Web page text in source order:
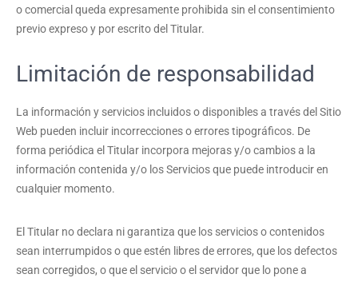
o comercial queda expresamente prohibida sin el consentimiento
previo expreso y por escrito del Titular.
Limitación de responsabilidad
La información y servicios incluidos o disponibles a través del Sitio
Web pueden incluir incorrecciones o errores tipográficos. De
forma periódica el Titular incorpora mejoras y/o cambios a la
información contenida y/o los Servicios que puede introducir en
cualquier momento.
El Titular no declara ni garantiza que los servicios o contenidos
sean interrumpidos o que estén libres de errores, que los defectos
sean corregidos, o que el servicio o el servidor que lo pone a